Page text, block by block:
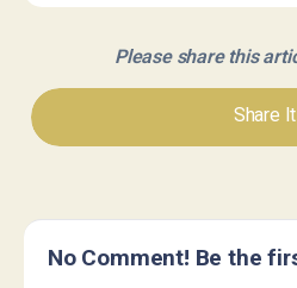
Please share this
Share
No Comment! Be the